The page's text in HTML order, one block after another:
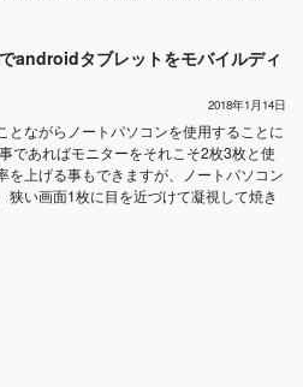
androidタブレットをモバイルディ
2018年1月14日
とながらノートパソコンを使用することに
であればモニターをそれこそ2枚3枚と使
を上げる事もできますが、ノートパソコン
狭い画面1枚に目を近づけて凝視して焼き